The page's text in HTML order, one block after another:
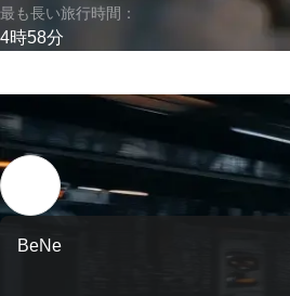
最も長い旅行時間：
4時58分
BeNe